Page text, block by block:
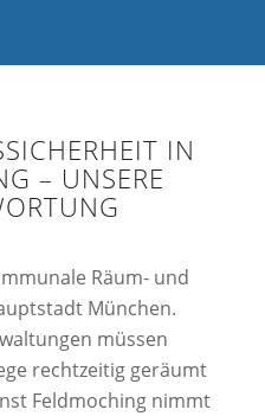
IN
– UNSERE
Räum- und
München.
müssen
rechtzeitig geräumt
Feldmoching nimmt